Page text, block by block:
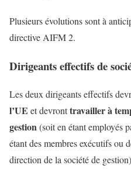
Plusieurs évolutions sont à
directive AIFM 2.
Dirigeants effectifs de
Les deux dirigeants effectifs
l’UE et devronttravailler à
gestion(soit en étant employés
étant des membres exécutifs ou
direction de la société de